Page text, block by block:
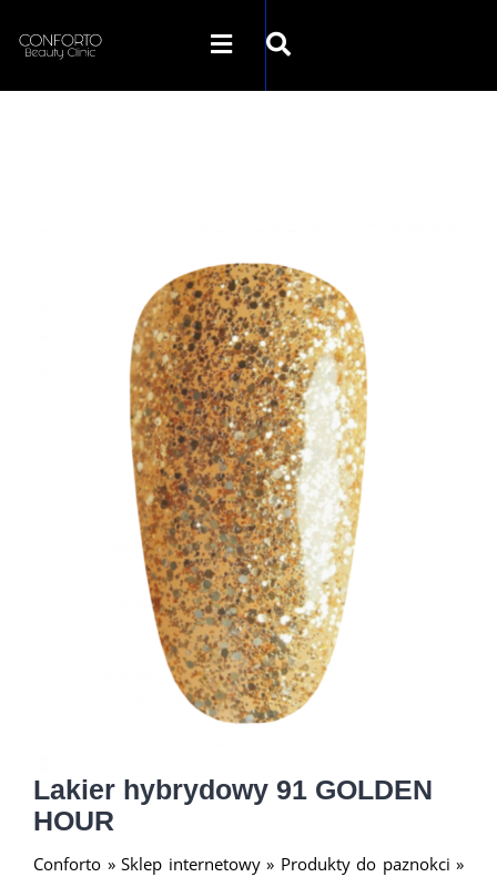
Lakier hybrydowy 91 GOLDEN
HOUR
Conforto » Sklep internetowy» Produkty do paznokci »